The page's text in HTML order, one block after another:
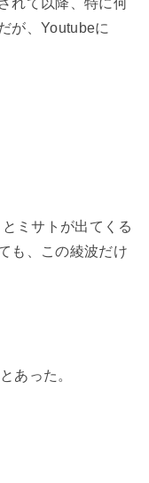
が、Youtubeに
ミサトが出てくる
も、この綾波だけ
あった。